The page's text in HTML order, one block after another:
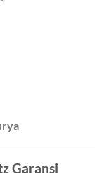
Garansi